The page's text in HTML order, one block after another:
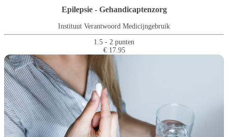
Epilepsie - Gehandicaptenzorg
Instituut Verantwoord Medicijngebruik
1.5 - 2 punten
€ 17.95